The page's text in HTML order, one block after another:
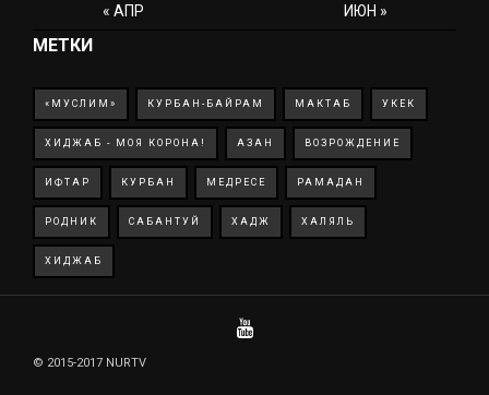
« АПР ИЮН »
МЕТКИ
«МУСЛИМ» КУРБАН-БАЙРАМ МАКТАБ УКЕК
ХИДЖАБ - МОЯ КОРОНА! АЗАН ВОЗРОЖДЕНИЕ
ИФТАР КУРБАН МЕДРЕСЕ РАМАДАН
РОДНИК САБАНТУЙ ХАДЖ ХАЛЯЛЬ
ХИДЖАБ
© 2015-2017 NURTV